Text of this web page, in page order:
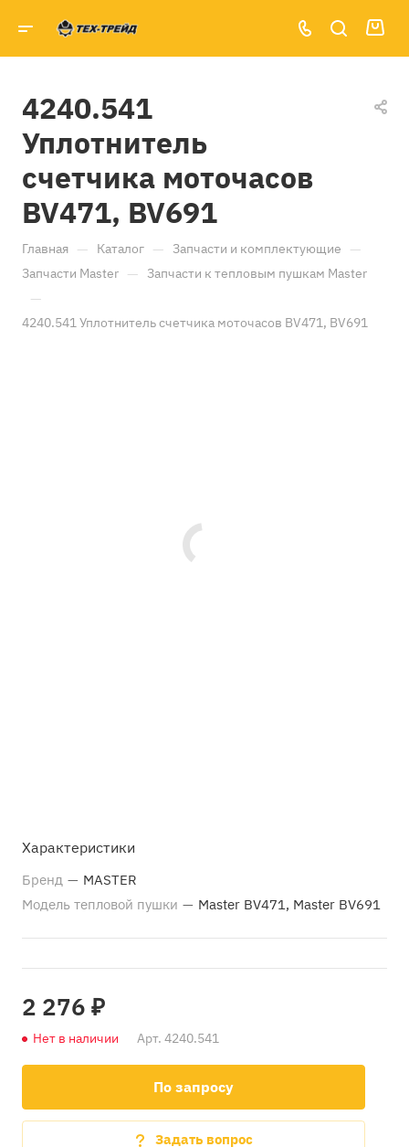
4240.541
Уплотнитель
счетчика моточасов
BV471, BV691
Главная — Каталог — Запчасти и комплектующие —
Запчасти Master — Запчасти к тепловым пушкам Master
—
4240.541 Уплотнитель счетчика моточасов BV471, BV691
Характеристики
Бренд — MASTER
Модель тепловой пушки — Master BV471, Master BV691
2 276 ₽
Нет в наличии Арт. 4240.541
По запросу
Задать вопрос